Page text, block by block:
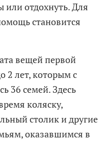
или отдохнуть. Для
становится
вещей первой
2 лет, которым с
36 семей. Здесь
коляску,
столик и другие
оказавшимся в